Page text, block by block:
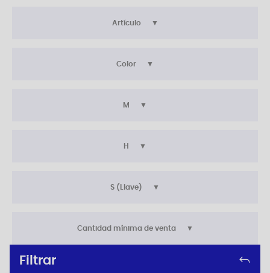
Artículo
Color
M
H
S (Llave)
Cantidad mínima de venta
Filtrar